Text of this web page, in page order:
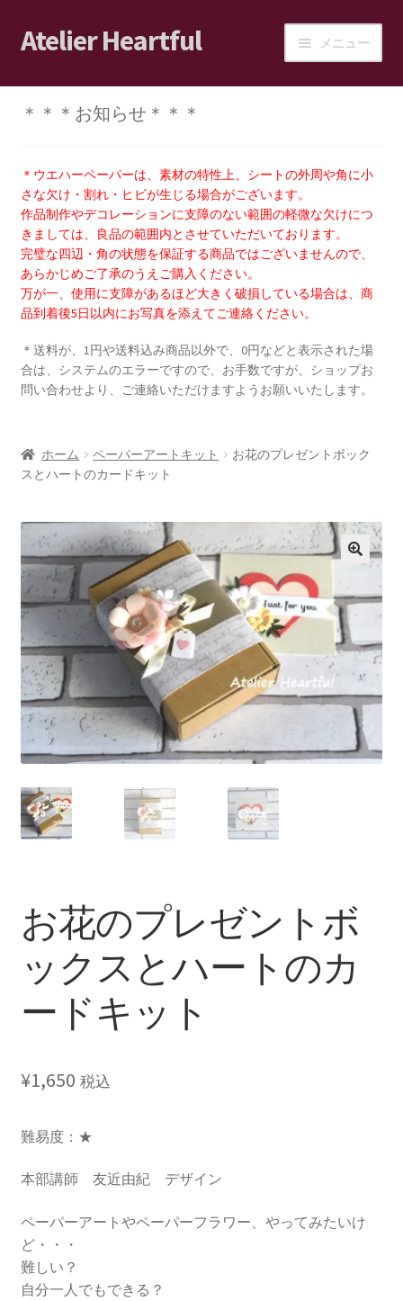
ナ
ビ
ン
へ
ス
キ
ッ
プ
コ
ン
ス
キ
ッ
プ
Atelier Heartful メニュー
ホーム
カート
ログイン/マイアカウント
ショップご利用案内
ブログ
JPA会員の皆様へ
Oversea customers
＊＊＊お知らせ＊＊＊
＊ウエハーペーパーは、素材の特性上、シートの外周や角に小
さな欠け・割れ・ヒビが生じる場合がございます。
作品制作やデコレーションに支障のない範囲の軽微な欠けにつ
きましては、良品の範囲内とさせていただいております。
完璧な四辺・角の状態を保証する商品ではございませんので、
あらかじめご了承のうえご購入ください。
万が一、使用に支障があるほど大きく破損している場合は、商
品到着後5日以内にお写真を添えてご連絡ください。
＊送料が、1円や送料込み商品以外で、0円などと表示された場
合は、システムのエラーですので、お手数ですが、ショップお
問い合わせより、ご連絡いただけますようお願いいたします。
ホーム ペーパーアートキット
お花のプレゼントボック
スとハートのカードキット
お花のプレゼントボ
ックスとハートのカ
ードキット
¥1,650 税込
難易度：★
本部講師 友近由紀 デザイン
ペーパーアートやペーパーフラワー、やってみたいけ
ど・・・
難しい？
自分一人でもできる？